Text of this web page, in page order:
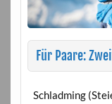
Für Paare:
Schladming